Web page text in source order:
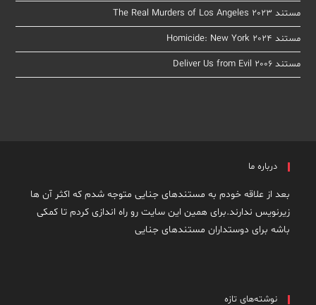
مستند The Real Murders of Los Angeles 2023
مستند Homicide: New York 2024
مستند Deliver Us from Evil 2006
درباره ما
بعد از علاقه خودم به مستندهای جنایی متوجه شدم که اکثر آن ها
زیرنویس ندارند.برای همین این سایت رو راه اندازی کردم تا کمکی
باشه برای دوستداران مستندهای جنایی
نوشته‌های تازه